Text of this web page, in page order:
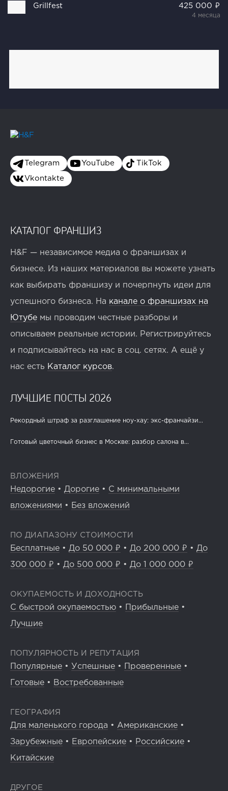
Grillfest 425 000 ₽
4 месяца
Telegram YouTube TikTok
Vkontakte
КАТАЛОГ ФРАНШИЗ
H&F — независимое медиа о франшизах и
бизнесе. Из наших материалов вы можете узнать
как выбирать франшизу и почерпнуть идеи для
успешного бизнеса. На канале о франшизах на
Ютубе мы проводим честные разборы и
описываем реальные истории. Регистрируйтесь
и подписывайтесь на нас в соц. сетях. А ещё у
нас есть Каталог курсов.
ЛУЧШИЕ ПОСТЫ 2026
Рекордный штраф за разглашение ноу-хау: экс-франчайзи...
Готовый цветочный бизнес в Москве: разбор салона в...
ВЛОЖЕНИЯ
Недорогие • Дорогие • С минимальными
вложениями • Без вложений
ПО ДИАПАЗОНУ СТОИМОСТИ
Бесплатные • До 50 000 ₽ • До 200 000 ₽ • До
300 000 ₽ • До 500 000 ₽ • До 1 000 000 ₽
ОКУПАЕМОСТЬ И ДОХОДНОСТЬ
С быстрой окупаемостью • Прибыльные •
Лучшие
ПОПУЛЯРНОСТЬ И РЕПУТАЦИЯ
Популярные • Успешные • Проверенные •
Готовые • Востребованные
ГЕОГРАФИЯ
Для маленького города • Американские •
Зарубежные • Европейские • Российские •
Китайские
ДРУГОЕ